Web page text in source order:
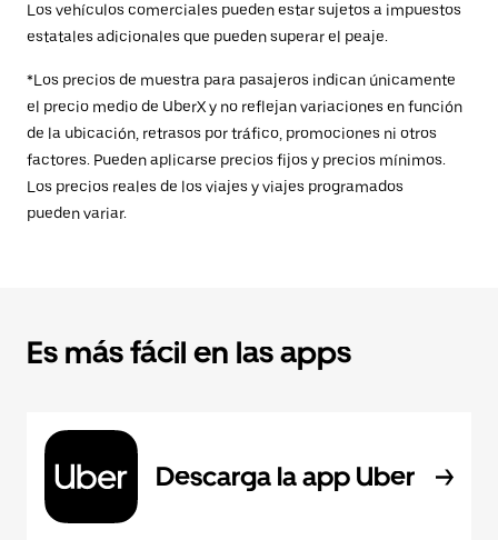
Los vehículos comerciales pueden estar sujetos a impuestos
estatales adicionales que pueden superar el peaje.
*Los precios de muestra para pasajeros indican únicamente
el precio medio de UberX y no reflejan variaciones en función
de la ubicación, retrasos por tráfico, promociones ni otros
factores. Pueden aplicarse precios fijos y precios mínimos.
Los precios reales de los viajes y viajes programados
pueden variar.
Es más fácil en las apps
Descarga la app Uber